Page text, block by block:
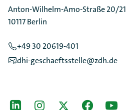
Anton-Wilhelm-Amo-Straße 20/21
10117 Berlin
+49 30 20619-401
dhi-geschaeftsstelle@zdh.de
[Der ZDH in den Sozialen Netzwerken]